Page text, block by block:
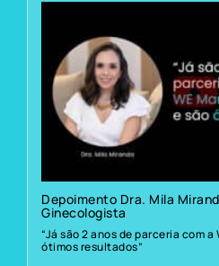
Depoimento Dra. Mila
Ginecologista
“Já são 2 anos de parceria com
ótimos resultados”